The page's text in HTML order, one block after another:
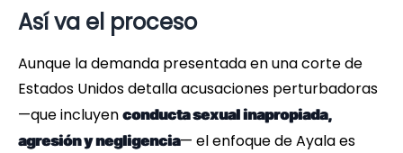
Así va el proceso
Aunque la demanda presentada en una corte de
Estados Unidos detalla acusaciones perturbadoras
—que incluyen conducta sexual inapropiada,
agresión y negligencia— el enfoque de Ayala es